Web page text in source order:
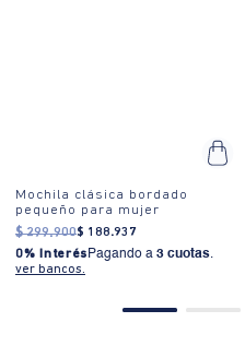
Mochila clásica bordado
pequeño para mujer
$ 299.900$ 188.937
0% Interés Pagando a 3 cuotas.
ver bancos.